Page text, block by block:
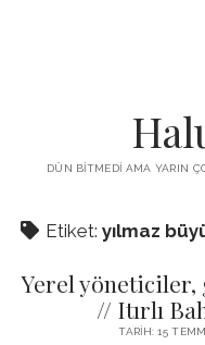
İYI YAŞAM
DERS
DÜN BITMEDI AMA YARIN
Etiket: yılmaz
Yerel yöneticiler,
// Itırlı
TARIH: 15